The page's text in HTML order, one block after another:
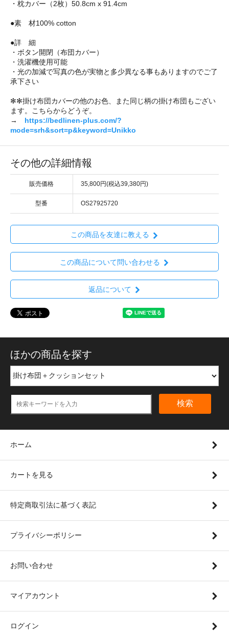
・枕カバー（2枚）50.8cm x 91.4cm
●素 材100% cotton
●詳 細
・ボタン開閉（布団カバー）
・洗濯機使用可能
・光の加減で写真の色が実物と多少異なる事もありますのでご了
承下さい
✻✻掛け布団カバーの他のお色、また同じ柄の掛け布団もござい
ます。こちらからどうぞ。
→
https://bedlinen-plus.com/?
mode=srh&sort=p&keyword=Unikko
その他の詳細情報
販売価格 35,800円(税込39,380円)
型番 OS27925720
この商品を友達に教える
この商品について問い合わせる
返品について
ほかの商品を探す
検索
ホーム
カートを見る
特定商取引法に基づく表記
プライバシーポリシー
お問い合わせ
マイアカウント
ログイン